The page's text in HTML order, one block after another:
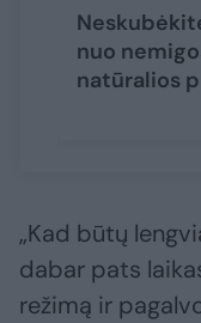
nuo
natūralios
„Kad būtų
dabar pats
režimą ir